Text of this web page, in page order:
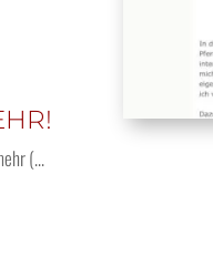
(…